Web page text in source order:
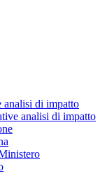
analisi di impatto
analisi di impatto